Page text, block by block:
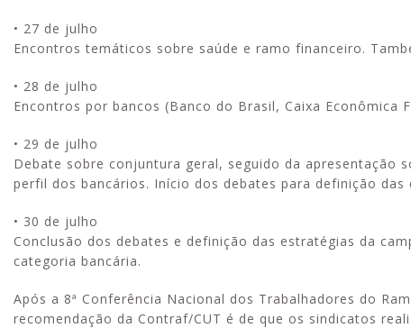
• 27 de julho
Encontros temáticos sobre saúde e ramo financeiro.
• 28 de julho
Encontros por bancos (Banco do Brasil, Caixa Econômica
• 29 de julho
Debate sobre conjuntura geral, seguido da
perfil dos bancários. Início dos debates para definição
• 30 de julho
Conclusão dos debates e definição das estratégias da
categoria bancária.
Após a 8ª Conferência Nacional dos Trabalhadores do
recomendação da Contraf/CUT é de que os sindicatos